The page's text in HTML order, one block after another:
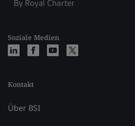
Soziale Medien
Kontakt
Über BSI